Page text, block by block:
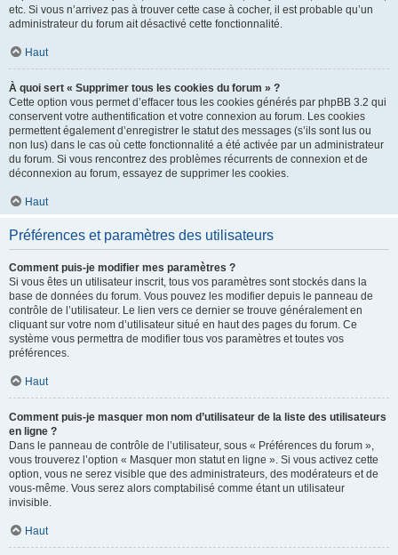
etc. Si vous n’arrivez pas à trouver cette case à cocher, il est probable qu’un
administrateur du forum ait désactivé cette fonctionnalité.
Haut
À quoi sert « Supprimer tous les cookies du forum » ?
Cette option vous permet d’effacer tous les cookies générés par phpBB 3.2 qui
conservent votre authentification et votre connexion au forum. Les cookies
permettent également d’enregistrer le statut des messages (s’ils sont lus ou
non lus) dans le cas où cette fonctionnalité a été activée par un administrateur
du forum. Si vous rencontrez des problèmes récurrents de connexion et de
déconnexion au forum, essayez de supprimer les cookies.
Haut
Préférences et paramètres des utilisateurs
Comment puis-je modifier mes paramètres ?
Si vous êtes un utilisateur inscrit, tous vos paramètres sont stockés dans la
base de données du forum. Vous pouvez les modifier depuis le panneau de
contrôle de l’utilisateur. Le lien vers ce dernier se trouve généralement en
cliquant sur votre nom d’utilisateur situé en haut des pages du forum. Ce
système vous permettra de modifier tous vos paramètres et toutes vos
préférences.
Haut
Comment puis-je masquer mon nom d’utilisateur de la liste des utilisateurs
en ligne ?
Dans le panneau de contrôle de l’utilisateur, sous « Préférences du forum »,
vous trouverez l’option « Masquer mon statut en ligne ». Si vous activez cette
option, vous ne serez visible que des administrateurs, des modérateurs et de
vous-même. Vous serez alors comptabilisé comme étant un utilisateur
invisible.
Haut